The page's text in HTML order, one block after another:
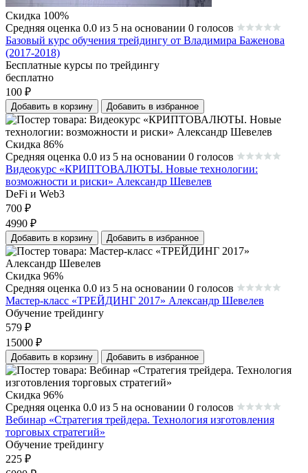
Скидка 100%
Средняя оценка 0.0 из 5 на основании 0 голосов
Базовый курс обучения трейдингу от Владимира Баженова
(2017-2018)
Бесплатные курсы по трейдингу
бесплатно
100 ₽
Добавить в корзину Добавить в избранное
Скидка 86%
Средняя оценка 0.0 из 5 на основании 0 голосов
Видеокурс «КРИПТОВАЛЮТЫ. Новые технологии:
возможности и риски» Александр Шевелев
DeFi и Web3
700 ₽
4990 ₽
Добавить в корзину Добавить в избранное
Скидка 96%
Средняя оценка 0.0 из 5 на основании 0 голосов
Мастер-класс «ТРЕЙДИНГ 2017» Александр Шевелев
Обучение трейдингу
579 ₽
15000 ₽
Добавить в корзину Добавить в избранное
Скидка 96%
Средняя оценка 0.0 из 5 на основании 0 голосов
Вебинар «Стратегия трейдера. Технология изготовления
торговых стратегий»
Обучение трейдингу
225 ₽